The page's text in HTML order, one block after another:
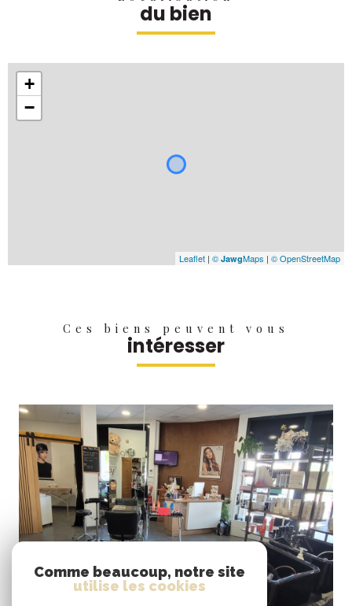
du bien
+
−
Leaflet | © JawgMaps | © OpenStreetMap
Ces biens peuvent vous
intéresser
VOIR LE BIEN
Comme beaucoup, notre site
utilise les cookies